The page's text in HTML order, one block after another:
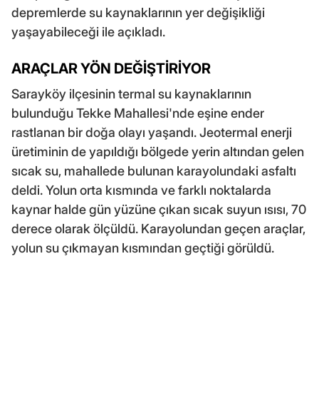
depremlerde su kaynaklarının yer değişikliği
yaşayabileceği ile açıkladı.
ARAÇLAR YÖN DEĞİŞTİRİYOR
Sarayköy ilçesinin termal su kaynaklarının
bulunduğu Tekke Mahallesi'nde eşine ender
rastlanan bir doğa olayı yaşandı. Jeotermal enerji
üretiminin de yapıldığı bölgede yerin altından gelen
sıcak su, mahallede bulunan karayolundaki asfaltı
deldi. Yolun orta kısmında ve farklı noktalarda
kaynar halde gün yüzüne çıkan sıcak suyun ısısı, 70
derece olarak ölçüldü. Karayolundan geçen araçlar,
yolun su çıkmayan kısmından geçtiği görüldü.